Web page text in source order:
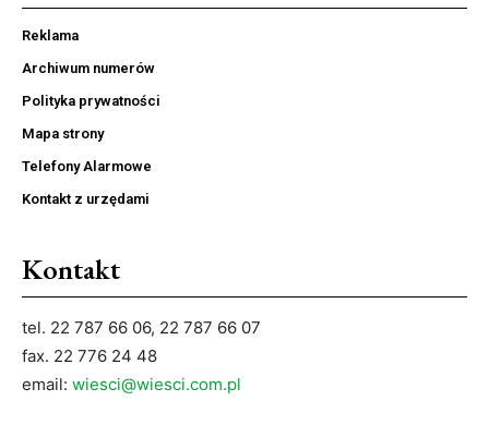
Reklama
Archiwum numerów
Polityka prywatności
Mapa strony
Telefony Alarmowe
Kontakt z urzędami
Kontakt
tel. 22 787 66 06, 22 787 66 07
fax. 22 776 24 48
email: wiesci@wiesci.com.pl